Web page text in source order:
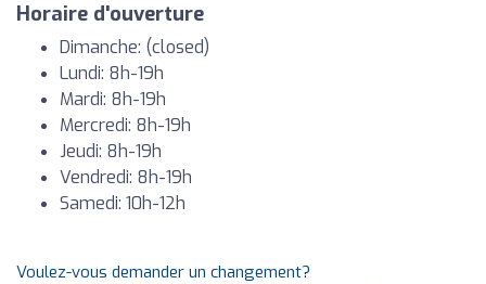
Horaire d'ouverture
Dimanche: (closed)
Lundi: 8h-19h
Mardi: 8h-19h
Mercredi: 8h-19h
Jeudi: 8h-19h
Vendredi: 8h-19h
Samedi: 10h-12h
Voulez-vous demander un changement?